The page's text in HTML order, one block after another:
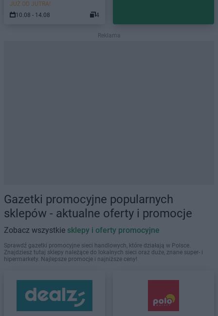
JUŻ OD JUTRA!
10.08 - 14.08
4
Reklama
Gazetki promocyjne popularnych
sklepów - aktualne oferty i promocje
Zobacz wszystkie sklepy i oferty promocyjne
Sprawdź gazetki promocyjne sieci handlowych, które działają w Polsce.
Znajdziesz tutaj sklepy należące do lokalnych sieci oraz duże, znane super- i
hipermarkety. Najlepsze promocje i najniższe ceny!